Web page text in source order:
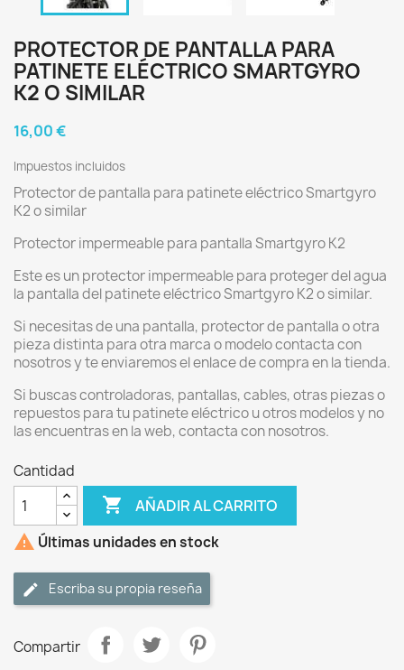
PROTECTOR DE PANTALLA PARA
PATINETE ELÉCTRICO SMARTGYRO
K2 O SIMILAR
16,00 €
Impuestos incluidos
Protector de pantalla para patinete eléctrico Smartgyro
K2 o similar
Protector impermeable para pantalla Smartgyro K2
Este es un protector impermeable para proteger del agua
la pantalla del patinete eléctrico Smartgyro K2 o similar.
Si necesitas de una pantalla, protector de pantalla o otra
pieza distinta para otra marca o modelo contacta con
nosotros y te enviaremos el enlace de compra en la tienda.
Si buscas controladoras, pantallas, cables, otras piezas o
repuestos para tu patinete eléctrico u otros modelos y no
las encuentras en la web, contacta con nosotros.
Cantidad
 AÑADIR AL CARRITO
 Últimas unidades en stock
Escriba su propia reseña
Compartir